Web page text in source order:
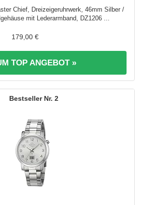
Chief, Dreizeigeruhrwerk, 46mm Silber /
mit Lederarmband, DZ1206 ...
179,00 €
TOP ANGEBOT »
2